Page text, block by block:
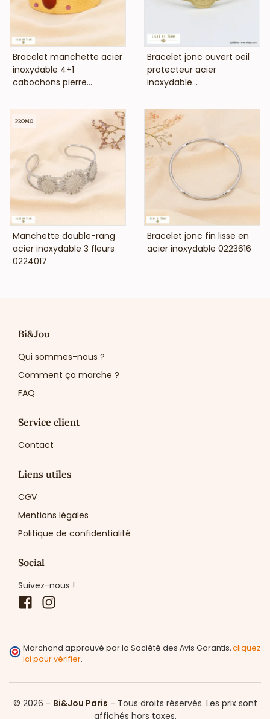
VOIR LE PRIX
Bracelet manchette acier
inoxydable 4+1
cabochons pierre...
VOIR LE PRIX
Bracelet jonc ouvert oeil
protecteur acier
inoxydable...
VOIR LE PRIX
Manchette double-rang
acier inoxydable 3 fleurs
0224017
PROMO
VOIR LE PRIX
Bracelet jonc fin lisse en
acier inoxydable 0223616
Bi&Jou
Qui sommes-nous ?
Comment ça marche ?
FAQ
Service client
Contact
Liens utiles
CGV
Mentions légales
Politique de confidentialité
Social
Suivez-nous !
Facebook
Marchand approuvé par la Société des Avis Garantis,cliquez
ici pour vérifier.
© 2026 - Bi&Jou Paris - Tous droits réservés. Les prix sont
affichés hors taxes.